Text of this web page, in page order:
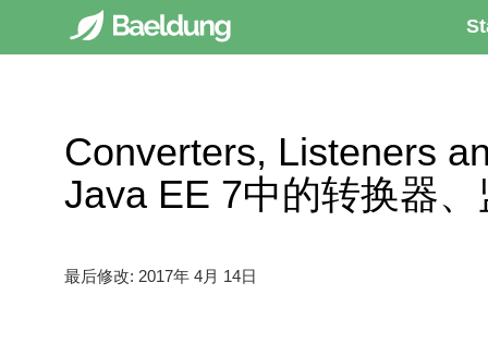
Converters, Listeners
Java EE 7中的转换器
最后修改: 2017年 4月 14日